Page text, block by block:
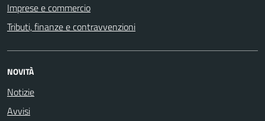
Imprese e commercio
Tributi, finanze e contravvenzioni
NOVITÀ
Notizie
Avvisi